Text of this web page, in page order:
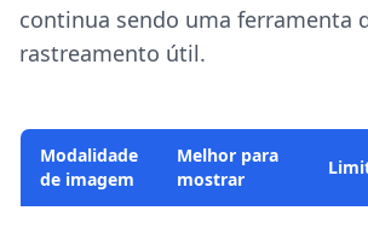
continua sendo uma ferramenta
rastreamento útil.
Modalidade
de imagem
Melhor para
mostrar